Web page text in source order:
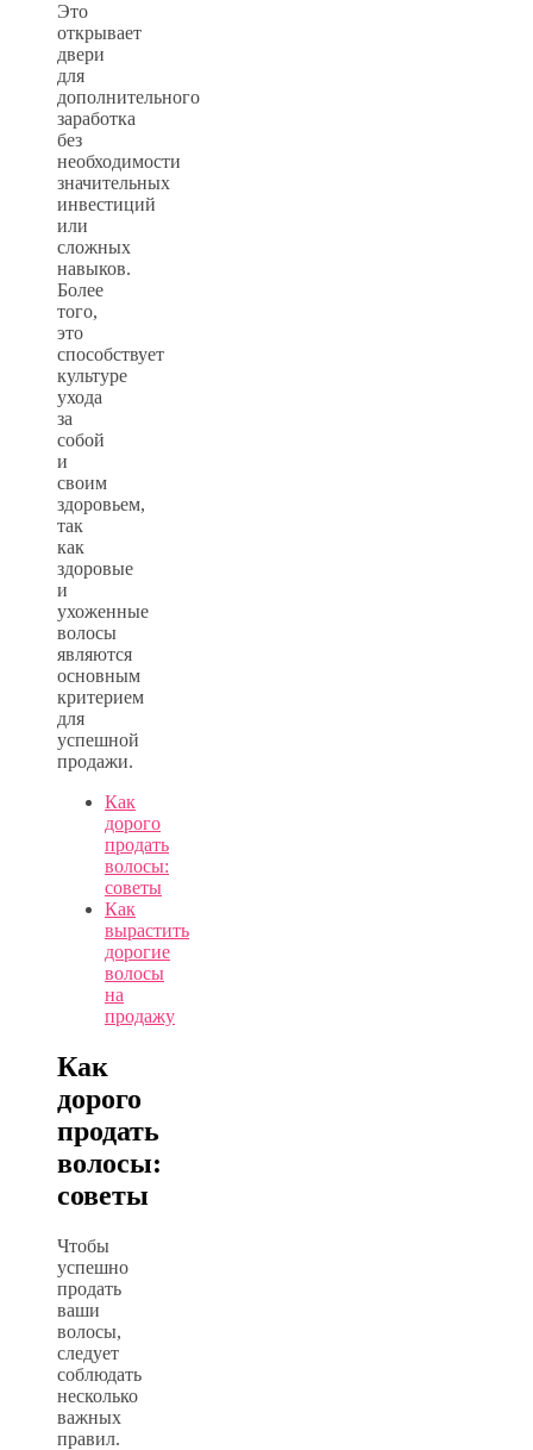
Это
открывает
двери
для
дополнительного
заработка
без
необходимости
значительных
инвестиций
или
сложных
навыков.
Более
того,
это
способствует
культуре
ухода
за
собой
и
своим
здоровьем,
так
как
здоровые
и
ухоженные
волосы
являются
основным
критерием
для
успешной
продажи.
Как
дорого
продать
волосы:
советы
Как
вырастить
дорогие
волосы
на
продажу
Как
дорого
продать
волосы:
советы
Чтобы
успешно
продать
ваши
волосы,
следует
соблюдать
несколько
важных
правил.